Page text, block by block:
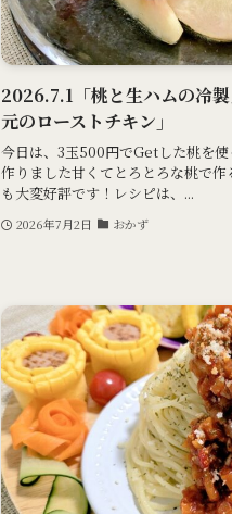
2026.7.1「桃と生ハムの冷
元のローストチキン」
今日は、3玉500円でGetした桃を
作りました甘くてとろとろな桃で
も大変好評です！レシピは、...
2026年7月2日 おかず